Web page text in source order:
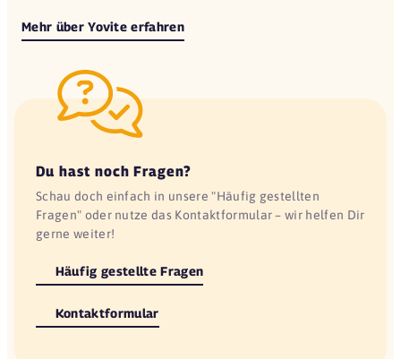
Mehr über Yovite erfahren
Du hast noch Fragen?
Schau doch einfach in unsere "Häufig gestellten
Fragen" oder nutze das Kontaktformular – wir helfen Dir
gerne weiter!
Häufig gestellte Fragen
Kontaktformular